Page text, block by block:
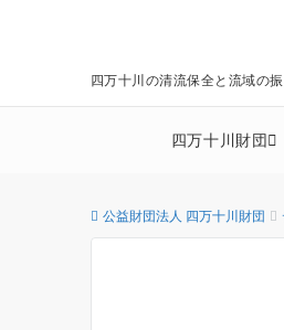
四万十川の清流保全と流域の
四万十川財団
公益財団法人 四万十川財団